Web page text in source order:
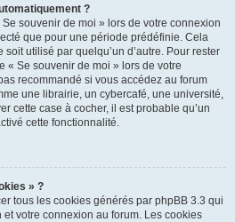
?
souvenir de moi » lors de votre connexion
que pour une période prédéfinie. Cela
soit utilisé par quelqu’un d’autre. Pour rester
« Se souvenir de moi » lors de votre
recommandé si vous accédez au forum
une librairie, un cybercafé, une université,
cette case à cocher, il est probable qu’un
cette fonctionnalité.
» ?
tous les cookies générés par phpBB 3.3 qui
votre connexion au forum. Les cookies